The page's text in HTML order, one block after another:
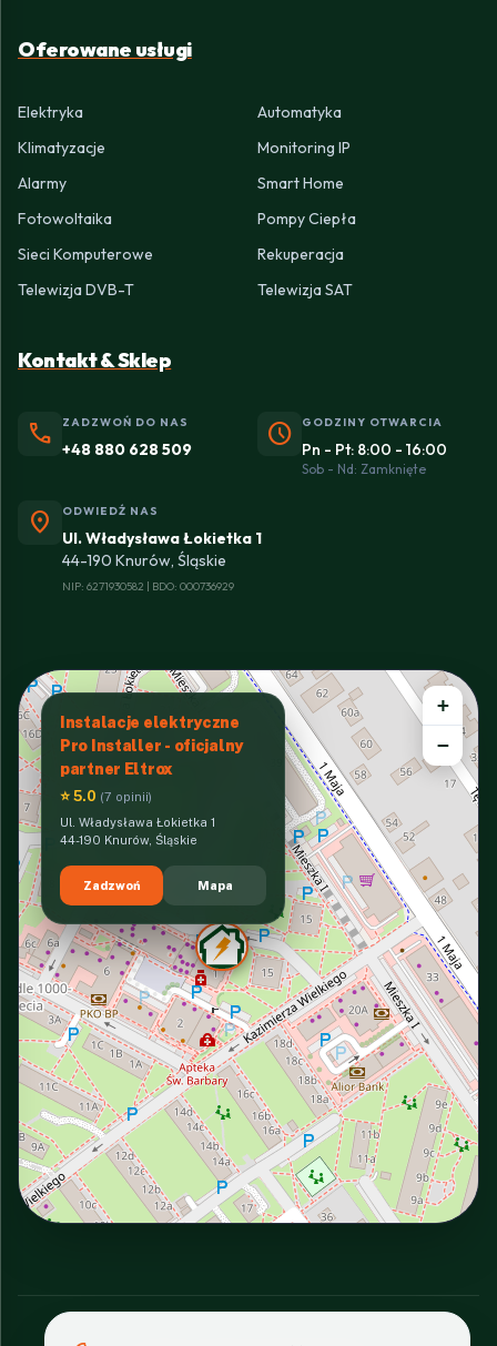
Oferowane usługi
Elektryka
Automatyka
Klimatyzacje
Monitoring IP
Alarmy
Smart Home
Fotowoltaika
Pompy Ciepła
Sieci Komputerowe
Rekuperacja
Telewizja DVB-T
Telewizja SAT
Kontakt & Sklep
phone ZADZWOŃ DO NAS
+48 880 628 509 schedule GODZINY OTWARCIA
Pn - Pt: 8:00 - 16:00
Sob - Nd: Zamknięte
location_on ODWIEDŹ NAS
Ul. Władysława Łokietka 1
44-190 Knurów, Śląskie
NIP: 6271930582 | BDO: 000736929
Instalacje elektryczne
Pro Installer - oficjalny
partner Eltrox
⭐ 5.0 (7 opinii)
Ul. Władysława Łokietka 1
44-190 Knurów, Śląskie
Zadzwoń Mapa
+
−
INTERACTIVE VIEW